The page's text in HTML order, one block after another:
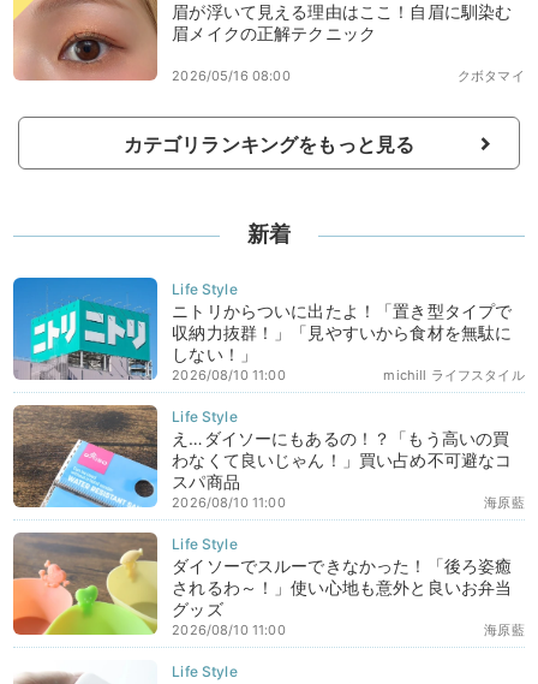
眉が浮いて見える理由はここ！自眉に馴染む
眉メイクの正解テクニック
クボタマイ
2026/05/16 08:00
カテゴリランキングをもっと見る
新着
ニトリからついに出たよ！「置き型タイプで
収納力抜群！」「見やすいから食材を無駄に
しない！」
michill ライフスタイル
2026/08/10 11:00
え…ダイソーにもあるの！？「もう高いの買
わなくて良いじゃん！」買い占め不可避なコ
スパ商品
海原藍
2026/08/10 11:00
ダイソーでスルーできなかった！「後ろ姿癒
されるわ～！」使い心地も意外と良いお弁当
グッズ
海原藍
2026/08/10 11:00